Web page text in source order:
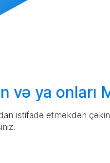
və ya onları
istifadə etməkdən